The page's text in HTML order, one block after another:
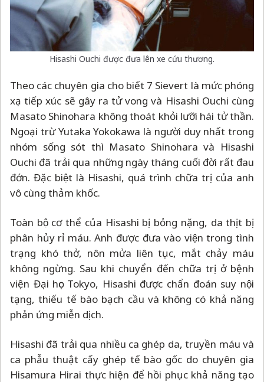
Hisashi Ouchi được đưa lên xe cứu thương.
Theo các chuyên gia cho biết 7 Sievert là mức phóng
xạ tiếp xúc sẽ gây ra tử vong và Hisashi Ouchi cùng
Masato Shinohara không thoát khỏi lưỡi hái tử thần.
Ngoại trừ Yutaka Yokokawa là người duy nhất trong
nhóm sống sót thì Masato Shinohara và Hisashi
Ouchi đã trải qua những ngày tháng cuối đời rất đau
đớn. Đặc biệt là Hisashi, quá trình chữa trị của anh
vô cùng thảm khốc.
Toàn bộ cơ thể của Hisashi bị bỏng nặng, da thịt bị
phân hủy rỉ máu. Anh được đưa vào viện trong tình
trạng khó thở, nôn mửa liên tục, mắt chảy máu
không ngừng. Sau khi chuyển đến chữa trị ở bệnh
viện Đại học Tokyo, Hisashi được chẩn đoán suy nội
tạng, thiếu tế bào bạch cầu và không có khả năng
phản ứng miễn dịch.
Hisashi đã trải qua nhiều ca ghép da, truyền máu và
ca phẫu thuật cấy ghép tế bào gốc do chuyên gia
Hisamura Hirai thực hiện để hồi phục khả năng tạo